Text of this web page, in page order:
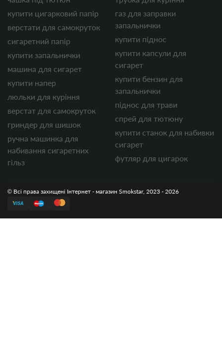
купити цигарковий папір
верстати для самокруток
сигаретний папір
купити запальнички
машина для сигарет
купити напер
люльки для куріння
верстат для самокруток
гриндер для шишок
ручна машинка для
набивання сигаретних
гільз
газ для заправки
запальнички
купити піднос
купити капсули для
сигарет
купити бензин для
запальнички
піднос для трави
спрей для тютюну
купити станок для набивки
сигарет
футляр для цигарок
© Всі права захищені Інтернет - магазин Smokstar, 2023 - 2026